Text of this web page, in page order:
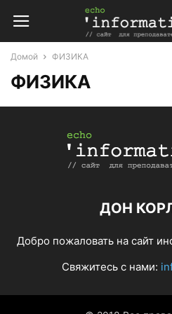
Домой ФИЗИКА
ФИЗИКА
ДОН
Добро пожаловать на сайт
Свяжитесь с нами: